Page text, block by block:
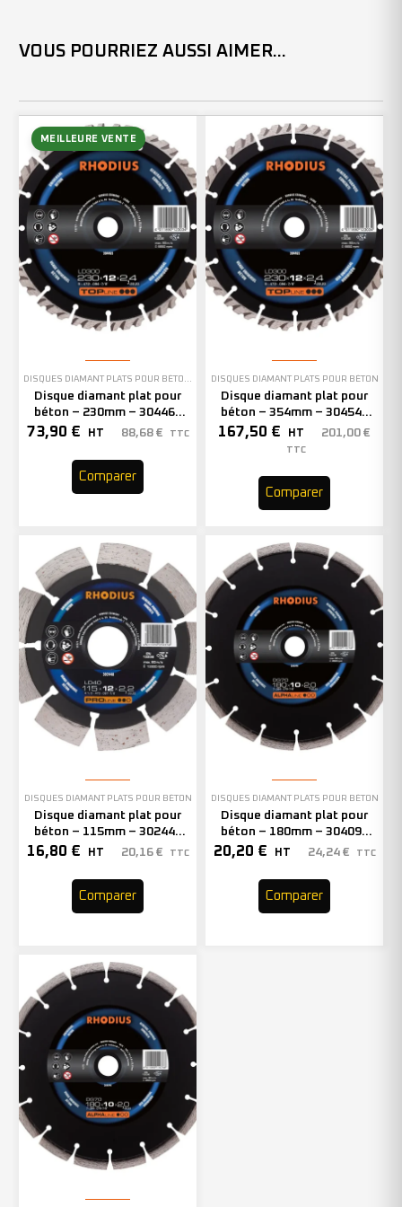
VOUS POURRIEZ AUSSI AIMER...
MEILLEURE VENTE
DISQUES DIAMANT PLATS POUR BÉTON EN STOCK
Disque diamant plat pour
béton – 230mm – 304465
(x1)
73,90 € HT 88,68 € TTC
Comparer
DISQUES DIAMANT PLATS POUR BÉTON
Disque diamant plat pour
béton – 354mm – 304543
(x1)
167,50 € HT 201,00 €
TTC
Comparer
DISQUES DIAMANT PLATS POUR BÉTON
Disque diamant plat pour
béton – 115mm – 302448
(x1)
16,80 € HT 20,16 € TTC
Comparer
DISQUES DIAMANT PLATS POUR BÉTON
Disque diamant plat pour
béton – 180mm – 304094
(x1)
20,20 € HT 24,24 € TTC
Comparer